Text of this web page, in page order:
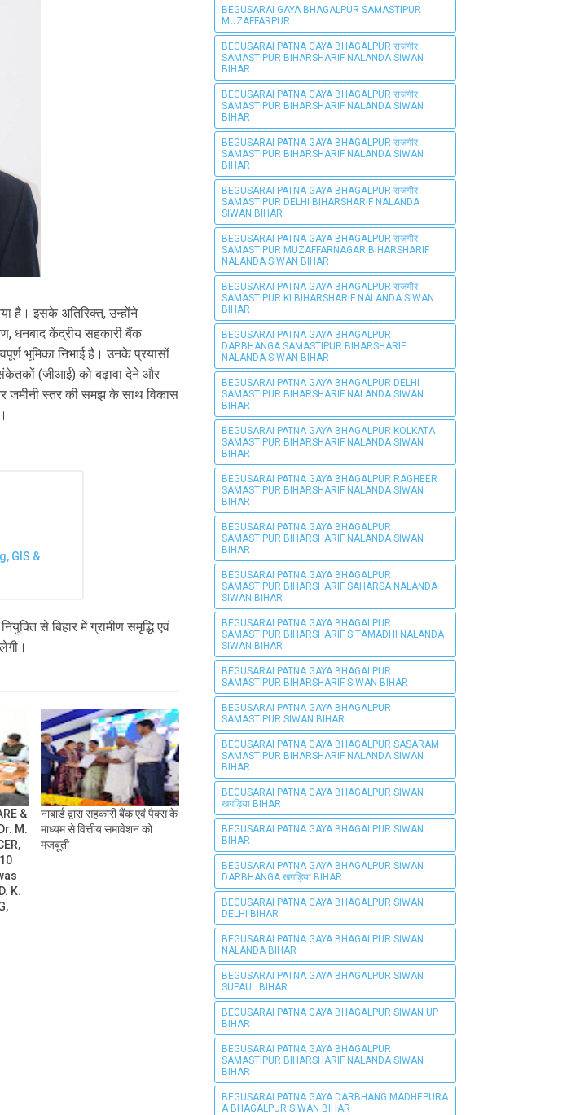
है। इसके अतिरिक्त, उन्होंने
धनबाद केंद्रीय सहकारी बैंक
भूमिका निभाई है। उनके प्रयासों
(जीआई) को बढ़ावा देने और
और जमीनी स्तर की समझ के साथ विकास
GIS &
से बिहार में ग्रामीण समृद्धि एवं
&
M.
K.
नाबार्ड द्वारा सहकारी बैंक एवं पैक्स के
माध्यम से वित्तीय समावेशन को
मजबूती
BEGUSARAI GAYA BHAGALPUR SAMASTIPUR
MUZAFFARPUR
BEGUSARAI PATNA GAYA BHAGALPUR राजगीर
SAMASTIPUR BIHARSHARIF NALANDA SIWAN
BIHAR
BEGUSARAI PATNA GAYA BHAGALPUR राजगीर
SAMASTIPUR BIHARSHARIF NALANDA SIWAN
BIHAR
BEGUSARAI PATNA GAYA BHAGALPUR राजगीर
SAMASTIPUR BIHARSHARIF NALANDA SIWAN
BIHAR
BEGUSARAI PATNA GAYA BHAGALPUR राजगीर
SAMASTIPUR DELHI BIHARSHARIF NALANDA
SIWAN BIHAR
BEGUSARAI PATNA GAYA BHAGALPUR राजगीर
SAMASTIPUR MUZAFFARNAGAR BIHARSHARIF
NALANDA SIWAN BIHAR
BEGUSARAI PATNA GAYA BHAGALPUR राजगीर
SAMASTIPUR KI BIHARSHARIF NALANDA SIWAN
BIHAR
BEGUSARAI PATNA GAYA BHAGALPUR
DARBHANGA SAMASTIPUR BIHARSHARIF
NALANDA SIWAN BIHAR
BEGUSARAI PATNA GAYA BHAGALPUR DELHI
SAMASTIPUR BIHARSHARIF NALANDA SIWAN
BIHAR
BEGUSARAI PATNA GAYA BHAGALPUR KOLKATA
SAMASTIPUR BIHARSHARIF NALANDA SIWAN
BIHAR
BEGUSARAI PATNA GAYA BHAGALPUR RAGHEER
SAMASTIPUR BIHARSHARIF NALANDA SIWAN
BIHAR
BEGUSARAI PATNA GAYA BHAGALPUR
SAMASTIPUR BIHARSHARIF NALANDA SIWAN
BIHAR
BEGUSARAI PATNA GAYA BHAGALPUR
SAMASTIPUR BIHARSHARIF SAHARSA NALANDA
SIWAN BIHAR
BEGUSARAI PATNA GAYA BHAGALPUR
SAMASTIPUR BIHARSHARIF SITAMADHI NALANDA
SIWAN BIHAR
BEGUSARAI PATNA GAYA BHAGALPUR
SAMASTIPUR BIHARSHARIF SIWAN BIHAR
BEGUSARAI PATNA GAYA BHAGALPUR
SAMASTIPUR SIWAN BIHAR
BEGUSARAI PATNA GAYA BHAGALPUR SASARAM
SAMASTIPUR BIHARSHARIF NALANDA SIWAN
BIHAR
BEGUSARAI PATNA GAYA BHAGALPUR SIWAN
खगड़िया BIHAR
BEGUSARAI PATNA GAYA BHAGALPUR SIWAN
BIHAR
BEGUSARAI PATNA GAYA BHAGALPUR SIWAN
DARBHANGA खगड़िया BIHAR
BEGUSARAI PATNA GAYA BHAGALPUR SIWAN
DELHI BIHAR
BEGUSARAI PATNA GAYA BHAGALPUR SIWAN
NALANDA BIHAR
BEGUSARAI PATNA GAYA BHAGALPUR SIWAN
SUPAUL BIHAR
BEGUSARAI PATNA GAYA BHAGALPUR SIWAN UP
BIHAR
BEGUSARAI PATNA GAYA BHAGALPUR
SAMASTIPUR BIHARSHARIF NALANDA SIWAN
BIHAR
BEGUSARAI PATNA GAYA DARBHANG MADHEPURA
A BHAGALPUR SIWAN BIHAR